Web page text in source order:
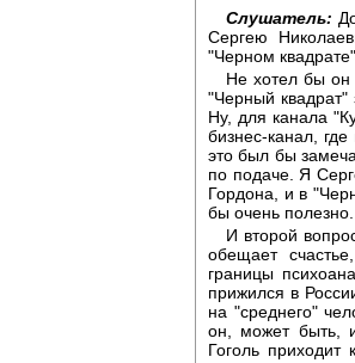
Слушатель:
Сергею
"Черном
Не хотел бы он
"Черный квадрат"
Ну, для канала
бизнес-канал,
это был бы
по подаче. Я
Гордона, и в
бы очень полезно.
И второй
обещает
границы
прижился в
на "среднего"
он, может быть,
Гоголь приходит